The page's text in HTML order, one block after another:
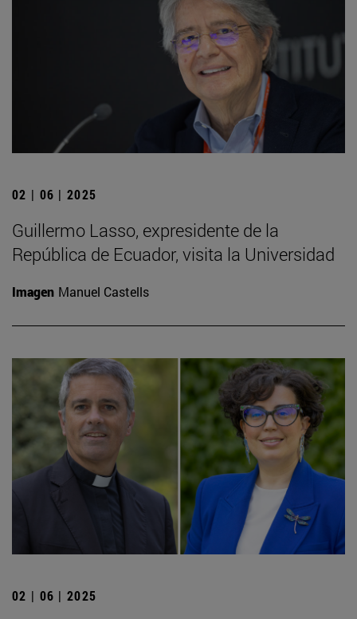
02 | 06 | 2025
Guillermo Lasso, expresidente de la
República de Ecuador, visita la Universidad
Imagen Manuel Castells
02 | 06 | 2025